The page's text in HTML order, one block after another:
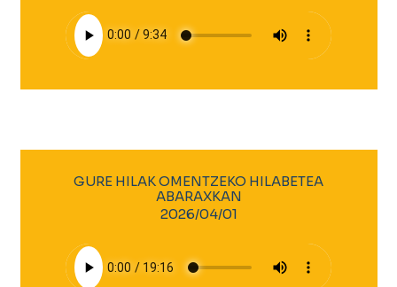
GURE HILAK OMENTZEKO HILABETEA
ABARAXKAN
2026/04/01